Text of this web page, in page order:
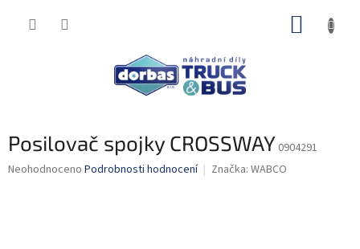
Posilovač spojky CROSSWAY 0904291
Průměrné
Neohodnoceno Podrobnosti hodnocení Značka: WABCO